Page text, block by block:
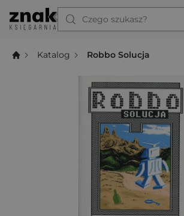
Czego szukasz?
Katalog Robbo Solucja